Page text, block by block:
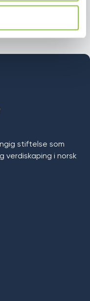
6.–8. august
smaker,
stiftelse som
verdiskaping i norsk